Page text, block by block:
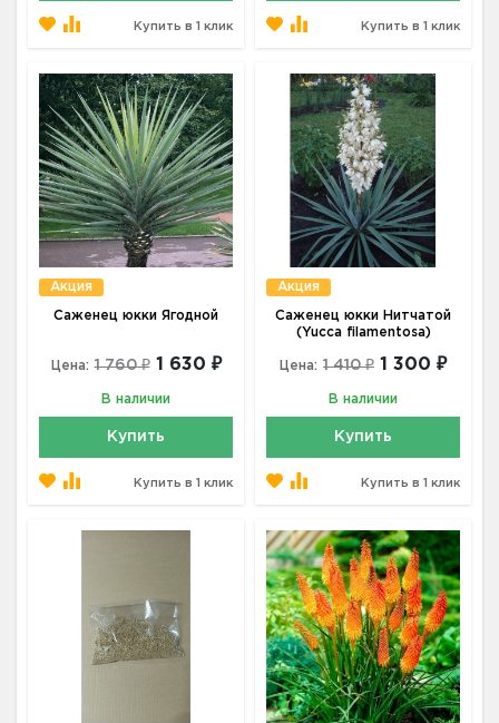
Купить в 1 клик Купить в 1 клик
Акция
Саженец юкки Ягодной
Цена: 1 760 ₽ 1 630 ₽
В наличии
Купить
Купить в 1 клик
Акция
Саженец юкки Нитчатой
(Yucca filamentosa)
Цена: 1 410 ₽ 1 300 ₽
В наличии
Купить
Купить в 1 клик